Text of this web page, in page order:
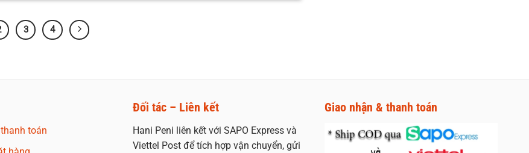
3 4
toán
Đối tác – Liên kết
Hani Peni liên kết với SAPO Express và
Viettel Post để tích hợp vận chuyển, gửi
Giao nhận & thanh toán